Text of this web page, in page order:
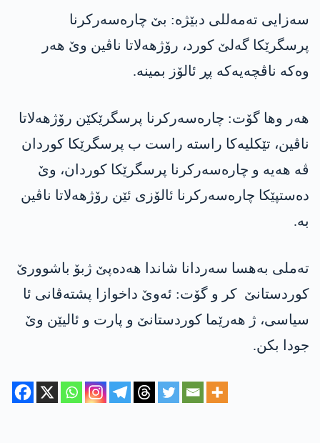
سه‌زایی ته‌مه‌للی دبێژه‌: بێ چاره‌سه‌ركرنا
پرسگرێكا گه‌لێ كورد، رۆژهه‌لاتا ناڤین وێ هه‌ر
وه‌كه‌ ناڤچه‌یه‌كه‌ پڕ ئالۆز بمینه‌.
هه‌ر وها گۆت: چاره‌سه‌ركرنا پرسگرێكێن رۆژهه‌لاتا
ناڤین، تێكلیه‌كا راسته‌ راست ب پرسگرێكا كوردان
ڤه‌ هه‌یه‌ و چاره‌سه‌ركرنا پرسگرێكا كوردان، وێ
ده‌ستپێكا چاره‌سه‌ركرنا ئالۆزی ئێن رۆژهه‌لاتا ناڤین
به‌.
ته‌ملی به‌هسا سه‌ردانا شاندا هه‌ده‌پێ ژبۆ باشوورێ
كوردستانێ كر و گۆت: ئه‌وێ داخوازا پشته‌ڤانی ئا
سیاسی، ژ هه‌رێما كوردستانێ و پارت و ئالیێن وێ
جودا بكن.